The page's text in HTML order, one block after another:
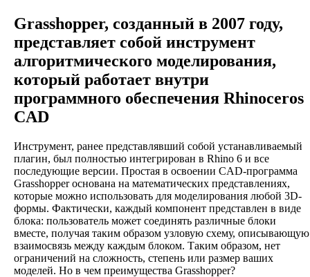
Grasshopper, созданный в 2007 году,
представляет собой инструмент
алгоритмического моделирования,
который работает внутри
программного обеспечения Rhinoceros
CAD
Инструмент, ранее представлявший собой устанавливаемый
плагин, был полностью интегрирован в Rhino 6 и все
последующие версии. Простая в освоении CAD-программа
Grasshopper основана на математических представлениях,
которые можно использовать для моделирования любой 3D-
формы. Фактически, каждый компонент представлен в виде
блока: пользователь может соединять различные блоки
вместе, получая таким образом узловую схему, описывающую
взаимосвязь между каждым блоком. Таким образом, нет
ограничений на сложность, степень или размер ваших
моделей. Но в чем преимущества Grasshopper?